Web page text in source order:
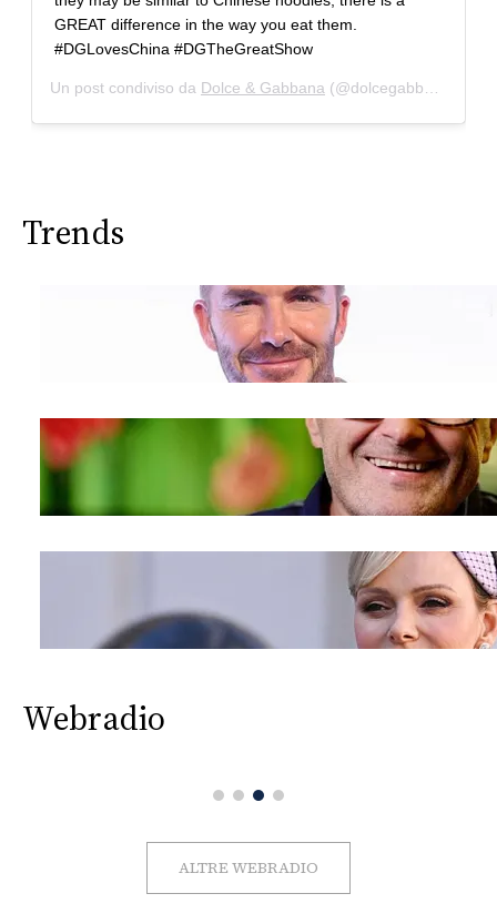
GREAT difference in the way you eat them.
#DGLovesChina #DGTheGreatShow
Un post condiviso da Dolce & Gabbana (@dolcegabbana) in data:
Trends
Webradio
ALTRE WEBRADIO